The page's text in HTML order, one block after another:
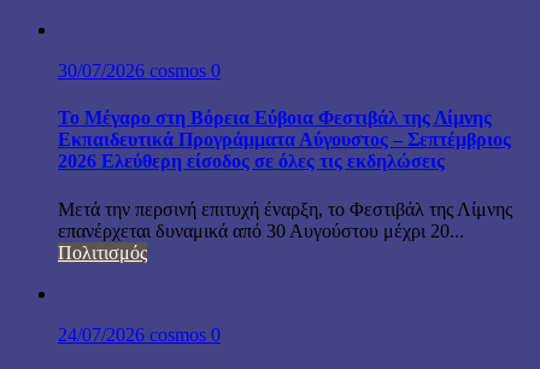
30/07/2026 cosmos 0
Το Μέγαρο στη Βόρεια Εύβοια Φεστιβάλ της Λίμνης
Εκπαιδευτικά Προγράμματα Αύγουστος – Σεπτέμβριος
2026 Ελεύθερη είσοδος σε όλες τις εκδηλώσεις
Μετά την περσινή επιτυχή έναρξη, το Φεστιβάλ της Λίμνης
επανέρχεται δυναμικά από 30 Αυγούστου μέχρι 20...
Πολιτισμός
24/07/2026 cosmos 0